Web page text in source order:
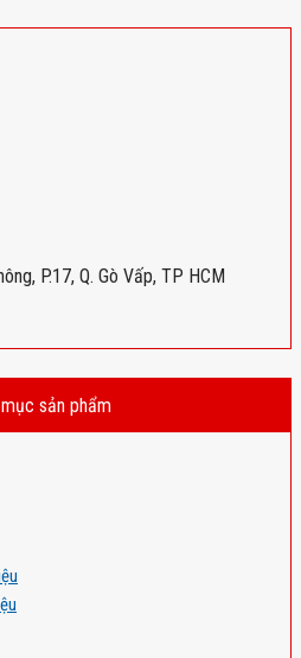
P.17, Q. Gò Vấp, TP HCM
mục sản phẩm